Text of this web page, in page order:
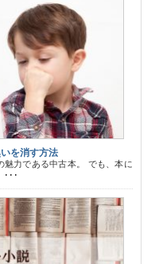
を消す方法
魅力である中古本。 でも、本に
･･･